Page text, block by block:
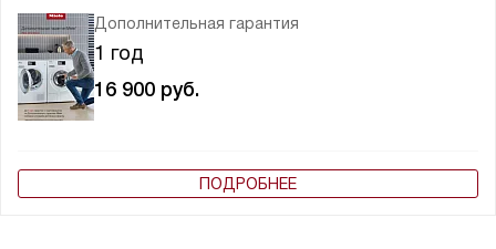
Дополнительная гарантия
1 год
16 900 руб.
ПОДРОБНЕЕ